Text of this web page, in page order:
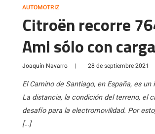
AUTOMOTRIZ
Citroën recorre
Ami sólo con
Joaquín Navarro | 28 de septiembre 2021
El Camino de Santiago, en España, es
La distancia, la condición del terreno, el
desafío para la electromovilidad. Por
[…]